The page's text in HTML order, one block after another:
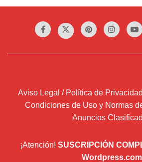
Aviso Legal / Política de
Condiciones de Uso y Normas
Anuncios
¡Atención! SUSCRIPCIÓN
Wordpress.com